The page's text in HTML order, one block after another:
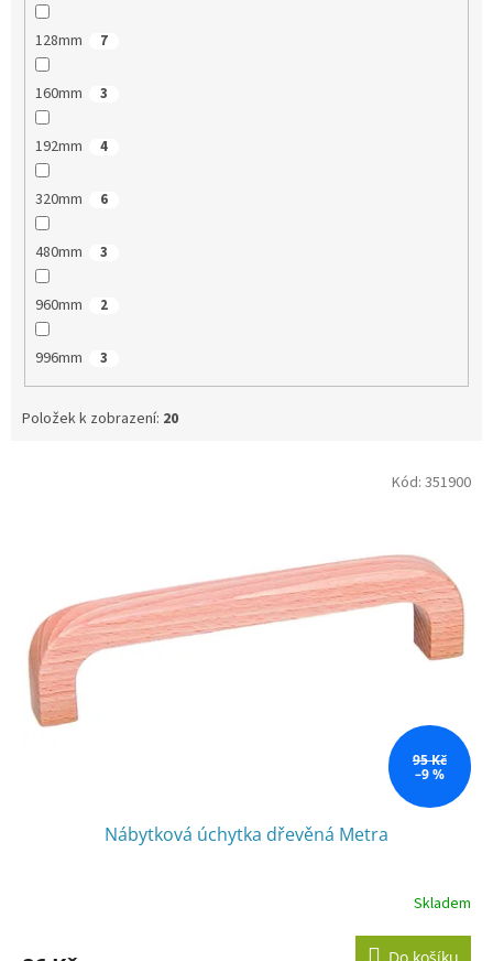
128mm 7
160mm 3
192mm 4
320mm 6
480mm 3
960mm 2
996mm 3
Položek k zobrazení: 20
95 Kč
–9 %
Nábytková úchytka dřevěná Metra
Skladem
Kód: 351900